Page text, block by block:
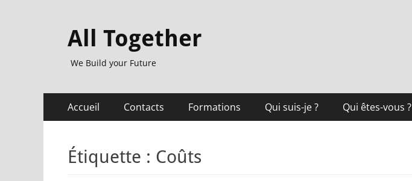
All Together
We Build your Future
Menu
principal
Accueil Contacts Formations Qui suis-je ? Qui êtes-vous ?
Étiquette : Coûts